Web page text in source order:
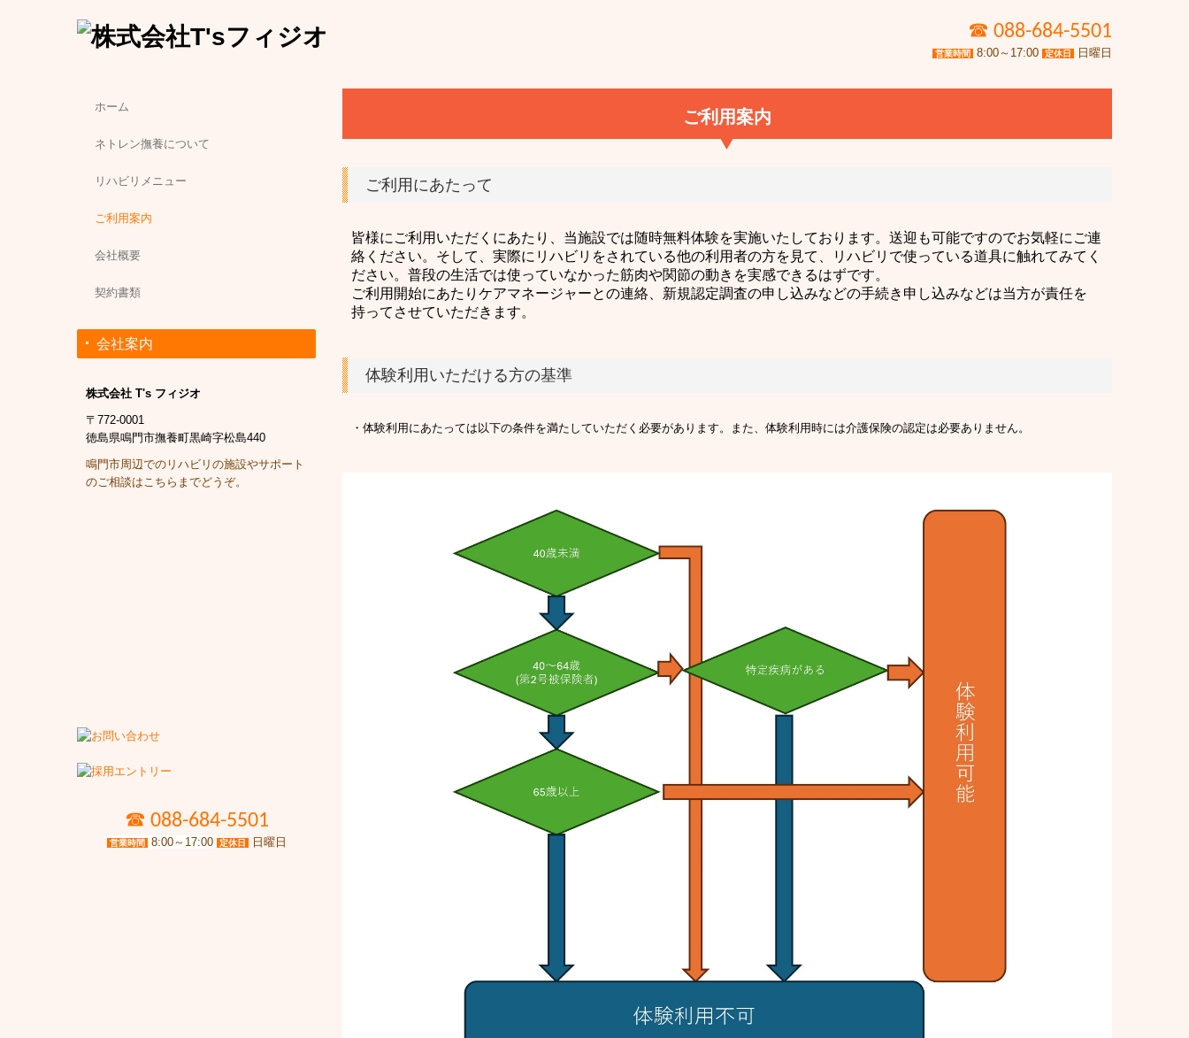
☎ 088-684-5501
営業時間 8:00～17:00 定休日 日曜日
ホーム
ネトレン撫養について
リハビリメニュー
ご利用案内
会社概要
契約書類
会社案内
株式会社 T's フィジオ
〒772-0001
徳島県鳴門市撫養町黒崎字松島440
鳴門市周辺でのリハビリの施設やサポート
のご相談はこちらまでどうぞ。
☎ 088-684-5501
営業時間 8:00～17:00 定休日 日曜日
ご利用案内
ご利用にあたって
皆様にご利用いただくにあたり、当施設では随時無料体験を実施いたしております。送迎も可能ですのでお気軽にご連
絡ください。そして、実際にリハビリをされている他の利用者の方を見て、リハビリで使っている道具に触れてみてく
ださい。普段の生活では使っていなかった筋肉や関節の動きを実感できるはずです。
ご利用開始にあたりケアマネージャーとの連絡、新規認定調査の申し込みなどの手続き申し込みなどは当方が責任を
持ってさせていただきます。
体験利用いただける方の基準
・体験利用にあたっては以下の条件を満たしていただく必要があります。また、体験利用時には介護保険の認定は必要ありません。